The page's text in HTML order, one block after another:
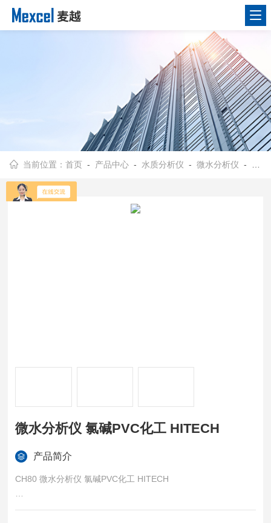
当前位置：首页 - 产品中心 - 水质分析仪 -微水分析仪 - CH80微水分析仪 氯碱PVC化工 HITECH
微水分析仪 氯碱PVC化工 HITECH
产品简介
CH80 微水分析仪 氯碱PVC化工 HITECH
广泛适用：可直接检测氮气、氯气、氯化氢等多种惰性及腐蚀性